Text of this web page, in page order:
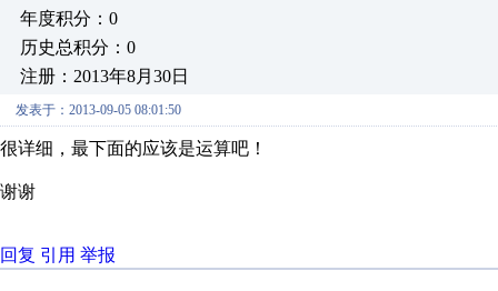
年度积分：0
历史总积分：0
注册：2013年8月30日
发表于：2013-09-05 08:01:50
很详细，最下面的应该是运算吧！
谢谢
回复 引用 举报